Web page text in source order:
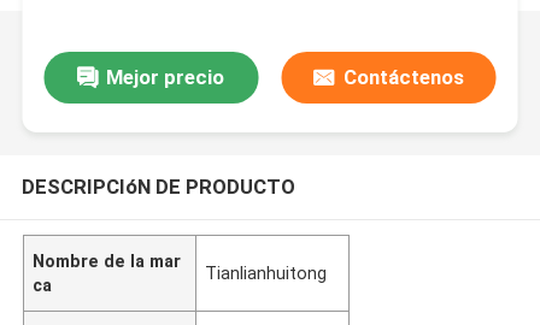
Mejor precio
Contáctenos
DESCRIPCIóN DE PRODUCTO
Nombre de la mar
ca
Tianlianhuitong